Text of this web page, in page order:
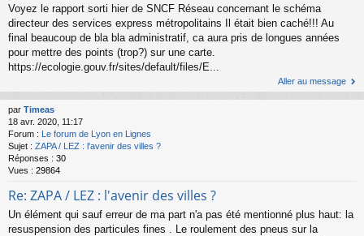
Voyez le rapport sorti hier de SNCF Réseau concernant le schéma
directeur des services express métropolitains Il était bien caché!!! Au
final beaucoup de bla bla administratif, ca aura pris de longues années
pour mettre des points (trop?) sur une carte.
https://ecologie.gouv.fr/sites/default/files/E...
Aller au message
par Timeas
18 avr. 2020, 11:17
Forum : Le forum de Lyon en Lignes
Sujet : ZAPA / LEZ : l'avenir des villes ?
Réponses : 30
Vues : 29864
Re: ZAPA / LEZ : l'avenir des villes ?
Un élément qui sauf erreur de ma part n'a pas été mentionné plus haut: la
resuspension des particules fines . Le roulement des pneus sur la